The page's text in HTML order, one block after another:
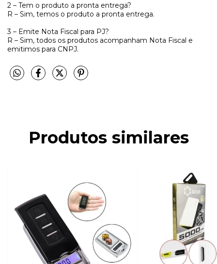
2 – Tem o produto a pronta entrega?
R – Sim, temos o produto a pronta entrega.
3 – Emite Nota Fiscal para PJ?
R – Sim, todos os produtos acompanham Nota Fiscal e
emitimos para CNPJ.
Produtos similares